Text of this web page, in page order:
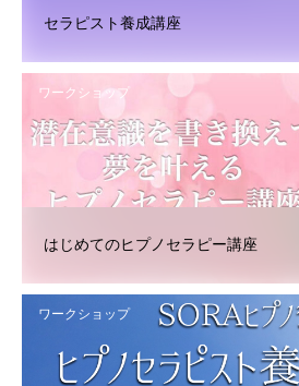
セラピスト養成講座
ワークショップ
はじめてのヒプノセラピー講座
ワークショップ